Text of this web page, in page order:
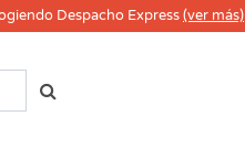
Despacho Express(ver más)